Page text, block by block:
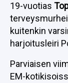
19-vuotias
kuitenkin
harjoitusleiri
Parviaisen
EM-